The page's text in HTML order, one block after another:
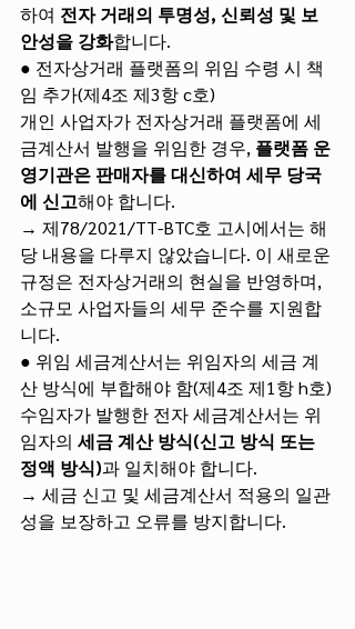
하여 전자 거래의 투명성, 신뢰성 및 보
안성을 강화합니다.
● 전자상거래 플랫폼의 위임 수령 시 책
임 추가(제4조 제3항 c호)
개인 사업자가 전자상거래 플랫폼에 세
금계산서 발행을 위임한 경우, 플랫폼 운
영기관은 판매자를 대신하여 세무 당국
에 신고해야 합니다.
→ 제78/2021/TT-BTC호 고시에서는 해
당 내용을 다루지 않았습니다. 이 새로운
규정은 전자상거래의 현실을 반영하며,
소규모 사업자들의 세무 준수를 지원합
니다.
● 위임 세금계산서는 위임자의 세금 계
산 방식에 부합해야 함(제4조 제1항 h호)
수임자가 발행한 전자 세금계산서는 위
임자의 세금 계산 방식(신고 방식 또는
정액 방식)과 일치해야 합니다.
→ 세금 신고 및 세금계산서 적용의 일관
성을 보장하고 오류를 방지합니다.